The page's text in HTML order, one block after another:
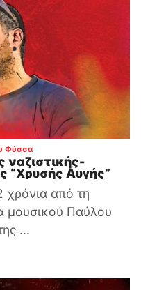
Φύσσα:
ναζιστικής-
“Χρυσής Αυγής”
χρόνια από τη
μουσικού Παύλου
...